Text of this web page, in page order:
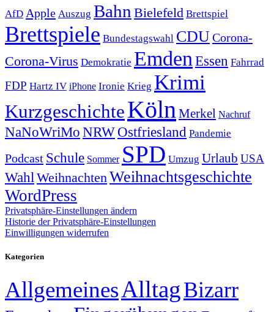
AfD Apple Auszug Bahn Bielefeld Brettspiel
Brettspiele Bundestagswahl CDUCorona-
Corona-Virus Demokratie Emden Essen Fahrrad
FDP Hartz IV iPhone Ironie Krieg Krimi
KurzgeschichteKöln Merkel Nachruf
NaNoWriMo NRWOstfriesland Pandemie
Podcast Schule Sommer SPD Umzug Urlaub USA
Wahl Weihnachten Weihnachtsgeschichte
WordPress
Privatsphäre-Einstellungen ändern
Historie der Privatsphäre-Einstellungen
Einwilligungen widerrufen
Kategorien
AllgemeinesAlltagBizarr